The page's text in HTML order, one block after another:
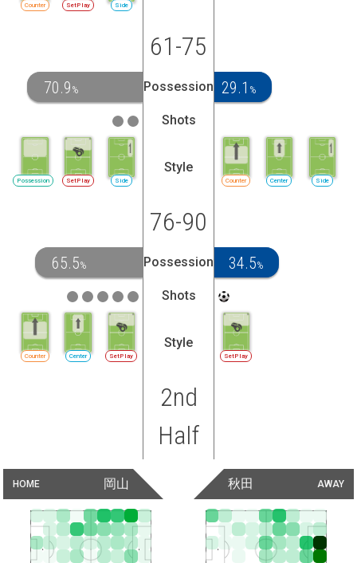
Side
SetPlay
Counter
61-75
70.9 % Possession 29.1 %
Shots
Side
SetPlay
Possession
Style
Counter Center Side
76-90
65.5% Possession 34.5%
Shots
SetPlay
Center
Counter
Style
SetPlay
2nd
Half
HOME 岡山 AWAY
秋田